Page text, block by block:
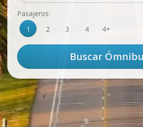
Pasajeros
1
2 3 4 4+